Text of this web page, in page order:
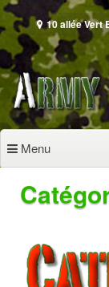
Aller
au
contenu
principal
10 allée Vert
Menu